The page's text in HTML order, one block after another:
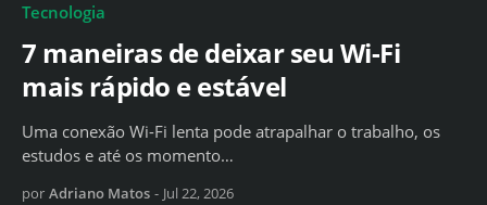
Tecnologia
7 maneiras de deixar seu Wi-Fi
mais rápido e estável
Uma conexão Wi-Fi lenta pode atrapalhar o trabalho, os
estudos e até os momento…
por Adriano Matos - Jul 22, 2026